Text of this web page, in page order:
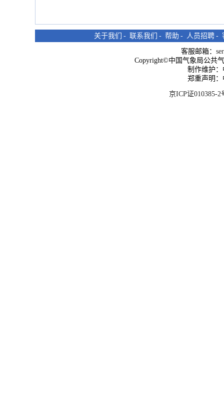
关于我们 - 联系我们 - 帮助 - 人员招聘 -
客服邮箱：
Copyright©中国气象局公共
制作维护
郑重声明
京ICP证010385-2